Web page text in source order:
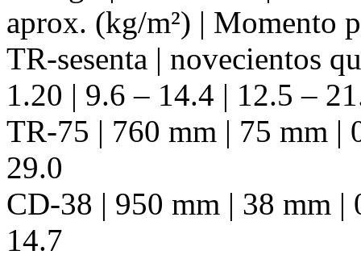
aprox. (kg/m²) | Momento
TR-sesenta | novecientos
1.20 | 9.6 – 14.4 | 12.5 –
TR-75 | 760 mm | 75 mm |
29.0
CD-38 | 950 mm | 38 mm |
14.7